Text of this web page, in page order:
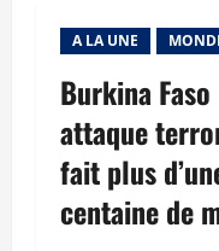
A LA UNE
Burkina
attaque
fait plus
centaine de